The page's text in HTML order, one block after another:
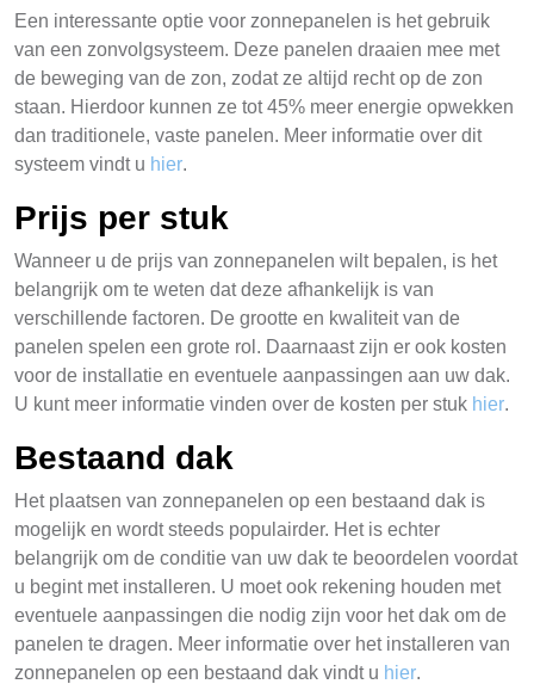
Een interessante optie voor zonnepanelen is het gebruik
van een zonvolgsysteem. Deze panelen draaien mee met
de beweging van de zon, zodat ze altijd recht op de zon
staan. Hierdoor kunnen ze tot 45% meer energie opwekken
dan traditionele, vaste panelen. Meer informatie over dit
systeem vindt u hier.
Prijs per stuk
Wanneer u de prijs van zonnepanelen wilt bepalen, is het
belangrijk om te weten dat deze afhankelijk is van
verschillende factoren. De grootte en kwaliteit van de
panelen spelen een grote rol. Daarnaast zijn er ook kosten
voor de installatie en eventuele aanpassingen aan uw dak.
U kunt meer informatie vinden over de kosten per stuk hier.
Bestaand dak
Het plaatsen van zonnepanelen op een bestaand dak is
mogelijk en wordt steeds populairder. Het is echter
belangrijk om de conditie van uw dak te beoordelen voordat
u begint met installeren. U moet ook rekening houden met
eventuele aanpassingen die nodig zijn voor het dak om de
panelen te dragen. Meer informatie over het installeren van
zonnepanelen op een bestaand dak vindt u hier.